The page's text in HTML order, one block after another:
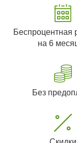
Беспроцентная
на 6
Без